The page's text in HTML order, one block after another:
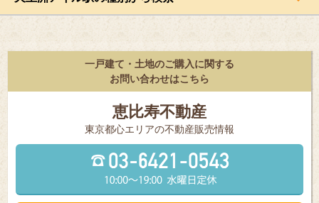
一戸建て・土地のご購入に関する
お問い合わせはこちら
恵比寿不動産
東京都⼼エリアの不動産販売情報